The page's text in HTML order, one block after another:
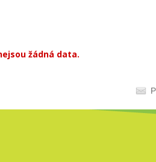
žádná data.